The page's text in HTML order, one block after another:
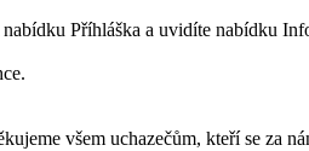
Příhláška a uvidíte nabídku
všem uchazečům, kteří se za